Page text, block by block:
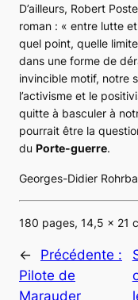
D’ailleurs, Robert
roman : « entre lutte et
quel point, quelle
dans une forme de
invincible motif, notre
l’activisme et le
quitte à basculer à
pourrait être la
du Porte-guerre.
Georges-Didier
180 pages, 14,5 x 21
←
Précédente :
Pilote de
Marauder